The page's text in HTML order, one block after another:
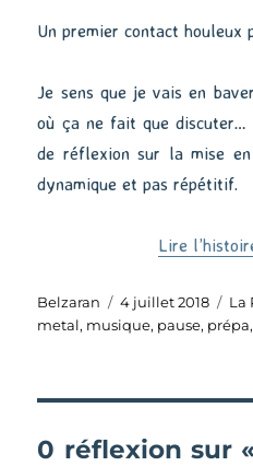
Un premier contact houleux
Je sens que je vais en
où ça ne fait que
de réflexion sur la mise
dynamique et pas répétitif.
Lire
Auteur
Belzaran
Publié
le
4 juillet 2018 La
metal, musique, pause, prépa,
0 réflexion sur